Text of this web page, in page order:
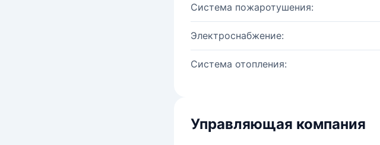
Система пожаротушения:
Электроснабжение:
Система отопления:
Управляющая компания